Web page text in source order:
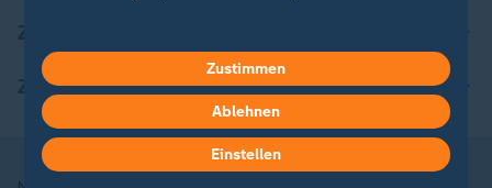
ZDFheute Apps
kannst du jederzeit mit Wirkung für die Zukunft
in deinen Einstellungen widerrufen oder ändern.
Hier findest du das Impressum.
Weitere Informationen findest du in unserer
Zustimmen
Ablehnen
Einstellen